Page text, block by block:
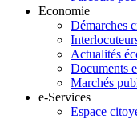
Economie
Démarches
Actualités
Documents
Marchés
e-Services
Espace